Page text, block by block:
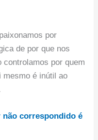
por
de por que nos
por quem
mesmo é inútil ao
não correspondido é